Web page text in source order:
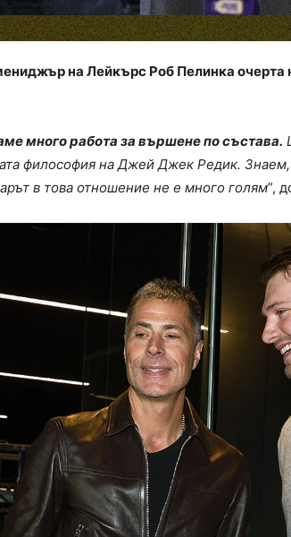
на Лейкърс Роб Пелинка очерта
много работа за вършене по състава.
философия на Джей Джек Редик.
в това отношение не е много голям”,